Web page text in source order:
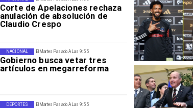
Corte de Apelaciones rechaza
anulación de absolución de
Claudio Crespo
El Martes Pasado A Las 9:55
Gobierno busca vetar tres
artículos en megarreforma
NACIONAL
El Martes Pasado A Las 9:55
DEPORTES